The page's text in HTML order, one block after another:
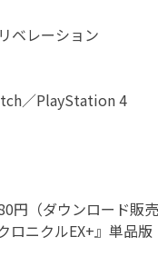
ベレーション
／PlayStation 4
（ダウンロード販売
ニクルEX+』単品版